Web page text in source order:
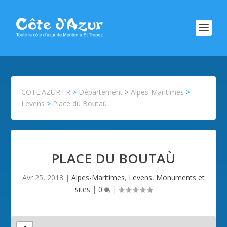
COTE.AZUR.FR > Département >Alpes-Maritimes >
Levens > Place du Boutaù
PLACE DU BOUTAÙ
Avr 25, 2018 | Alpes-Maritimes, Levens, Monuments et
sites | 0 |